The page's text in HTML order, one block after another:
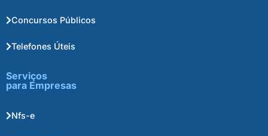
Concursos Públicos
Telefones Úteis
Serviços
para Empresas
Nfs-e